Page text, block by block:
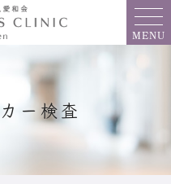
MENU
ー検査